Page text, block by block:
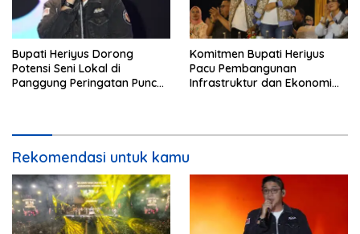
Bupati Heriyus Dorong
Potensi Seni Lokal di
Panggung Peringatan Puncak
Komitmen Bupati Heriyus
Pacu Pembangunan
Infrastruktur dan Ekonomi
Rekomendasi untuk kamu